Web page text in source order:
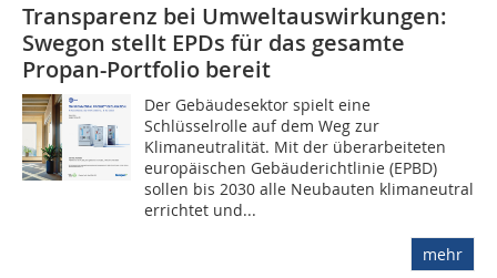
Transparenz bei Umweltauswirkungen:
Swegon stellt EPDs für das gesamte
Propan-Portfolio bereit
Der Gebäudesektor spielt eine
Schlüsselrolle auf dem Weg zur
Klimaneutralität. Mit der überarbeiteten
europäischen Gebäuderichtlinie (EPBD)
sollen bis 2030 alle Neubauten klimaneutral
errichtet und...
mehr